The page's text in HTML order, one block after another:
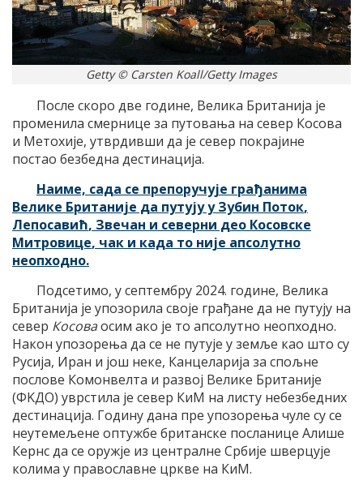
Getty © Carsten Koall/Getty Images
После скоро две године, Велика Британија је
променила смернице за путовања на север Косова
и Метохије, утврдивши да је север покрајине
постао безбедна дестинација.
Наиме, сада се препоручује грађанима
Велике Британије да путују уЗубин Поток,
Лепосавић, Звечан и северни део Косовске
Митровице, чак и када то није апсолутно
неопходно.
Подсетимо, у септембру 2024. године, Велика
Британија је упозорила своје грађане да не путују на
север Косоваосим ако је то апсолутно неопходно.
Након упозорења да се не путује у земље као што су
Русија, Иран и још неке, Канцеларија за спољне
послове Комонвелта и развој Велике Британије
(ФKДО) уврстила је север КиМ на листу небезбедних
дестинација. Годину дана пре упозорења чуле су се
неутемељене оптужбе британске посланице Алише
Кернс да се оружје из централне Србије шверцује
колима у православне цркве на КиМ.